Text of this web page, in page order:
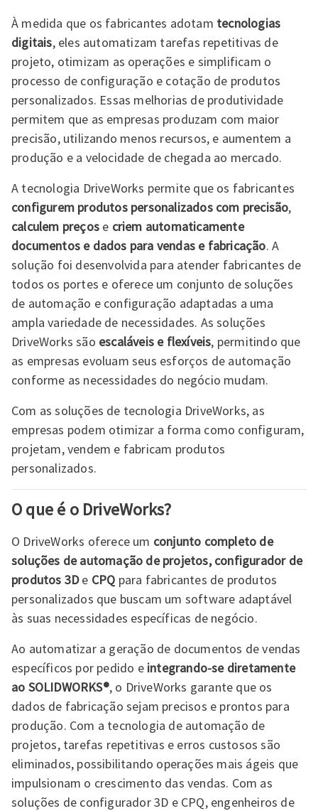
À medida que os fabricantes adotam tecnologias
digitais, eles automatizam tarefas repetitivas de
projeto, otimizam as operações e simplificam o
processo de configuração e cotação de produtos
personalizados. Essas melhorias de produtividade
permitem que as empresas produzam com maior
precisão, utilizando menos recursos, e aumentem a
produção e a velocidade de chegada ao mercado.
A tecnologia DriveWorks permite que os fabricantes
configurem produtos personalizados com precisão,
calculem preços e criem automaticamente
documentos e dados para vendas e fabricação. A
solução foi desenvolvida para atender fabricantes de
todos os portes e oferece um conjunto de soluções
de automação e configuração adaptadas a uma
ampla variedade de necessidades. As soluções
DriveWorks são escaláveis e flexíveis, permitindo que
as empresas evoluam seus esforços de automação
conforme as necessidades do negócio mudam.
Com as soluções de tecnologia DriveWorks, as
empresas podem otimizar a forma como configuram,
projetam, vendem e fabricam produtos
personalizados.
O que é o DriveWorks?
O DriveWorks oferece um conjunto completo de
soluções de automação de projetos, configurador de
produtos 3De CPQ para fabricantes de produtos
personalizados que buscam um software adaptável
às suas necessidades específicas de negócio.
Ao automatizar a geração de documentos de vendas
específicos por pedido e integrando-se diretamente
ao SOLIDWORKS®, o DriveWorks garante que os
dados de fabricação sejam precisos e prontos para
produção. Com a tecnologia de automação de
projetos, tarefas repetitivas e erros custosos são
eliminados, possibilitando operações mais ágeis que
impulsionam o crescimento das vendas. Com as
soluções de configurador 3D e CPQ, engenheiros de